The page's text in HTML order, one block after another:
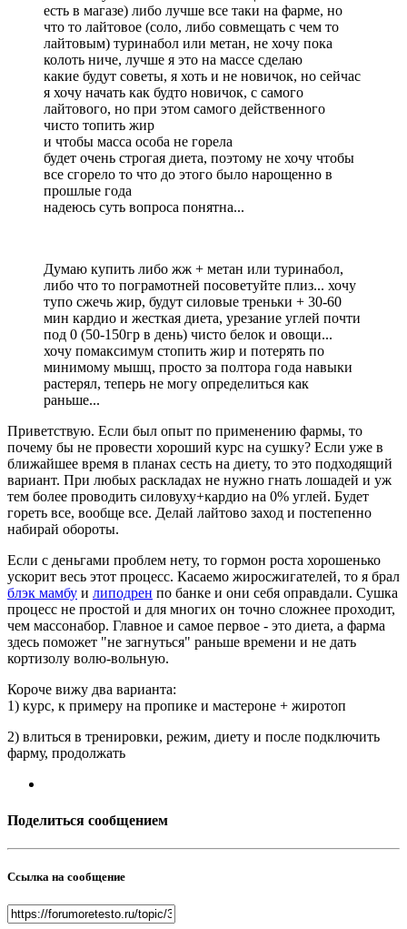
есть в магазе) либо лучше все таки на фарме, но
что то лайтовое (соло, либо совмещать с чем то
лайтовым) туринабол или метан, не хочу пока
колоть ниче, лучше я это на массе сделаю
какие будут советы, я хоть и не новичок, но сейчас
я хочу начать как будто новичок, с самого
лайтового, но при этом самого действенного
чисто топить жир
и чтобы масса особа не горела
будет очень строгая диета, поэтому не хочу чтобы
все сгорело то что до этого было нарощенно в
прошлые года
надеюсь суть вопроса понятна...
Думаю купить либо жж + метан или туринабол,
либо что то пограмотней посоветуйте плиз... хочу
тупо сжечь жир, будут силовые треньки + 30-60
мин кардио и жесткая диета, урезание углей почти
под 0 (50-150гр в день) чисто белок и овощи...
хочу помаксимум стопить жир и потерять по
минимому мышц, просто за полтора года навыки
растерял, теперь не могу определиться как
раньше...
Приветствую. Если был опыт по применению фармы, то
почему бы не провести хороший курс на сушку? Если уже в
ближайшее время в планах сесть на диету, то это подходящий
вариант. При любых раскладах не нужно гнать лошадей и уж
тем более проводить силовуху+кардио на 0% углей. Будет
гореть все, вообще все. Делай лайтово заход и постепенно
набирай обороты.
Если с деньгами проблем нету, то гормон роста хорошенько
ускорит весь этот процесс. Касаемо жиросжигателей, то я брал
блэк мамбу и липодрен по банке и они себя оправдали. Сушка
процесс не простой и для многих он точно сложнее проходит,
чем массонабор. Главное и самое первое - это диета, а фарма
здесь поможет "не загнуться" раньше времени и не дать
кортизолу волю-вольную.
Короче вижу два варианта:
1) курс, к примеру на пропике и мастероне + жиротоп
2) влиться в тренировки, режим, диету и после подключить
фарму, продолжать
Поделиться сообщением
Ссылка на сообщение